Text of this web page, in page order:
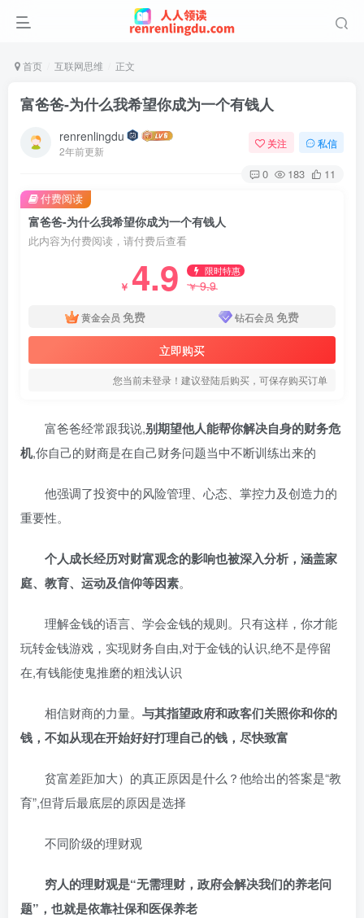
首页 互联网思维 正文
富爸爸-为什么我希望你成为一个有钱人
renrenlingdu
2年前更新
关注 私信
0 183 11
富爸爸-为什么我希望你成为一个有钱人
此内容为付费阅读，请付费后查看
￥ 4.9 限时特惠
￥9.9
黄金会员 免费 钻石会员 免费
立即购买
您当前未登录！建议登陆后购买，可保存购买订单
付费阅读
富爸爸经常跟我说,别期望他人能帮你解决自身的财务危
机,你自己的财商是在自己财务问题当中不断训练出来的
他强调了投资中的风险管理、心态、掌控力及创造力的
重要性。
个人成长经历对财富观念的影响也被深入分析，涵盖家
庭、教育、运动及信仰等因素。
理解金钱的语言、学会金钱的规则。只有这样，你才能
玩转金钱游戏，实现财务自由,对于金钱的认识,绝不是停留
在,有钱能使鬼推磨的粗浅认识
相信财商的力量。 与其指望政府和政客们关照你和你的
钱，不如从现在开始好好打理自己的钱，尽快致富
贫富差距加大）的真正原因是什么？他给出的答案是“教
育”,但背后最底层的原因是选择
不同阶级的理财观
穷人的理财观是“无需理财，政府会解决我们的养老问
题”，也就是依靠社保和医保养老